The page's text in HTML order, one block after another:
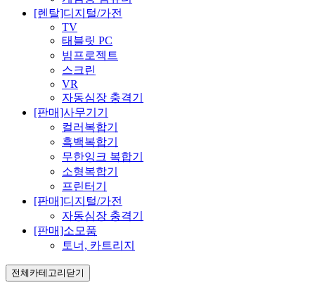
[렌탈]디지털/가전
TV
태블릿 PC
빔프로젝트
스크린
VR
자동심장 충격기
[판매]사무기기
컬러복합기
흑백복합기
무한잉크 복합기
소형복합기
프린터기
[판매]디지털/가전
자동심장 충격기
[판매]소모품
토너, 카트리지
전체카테고리 닫기